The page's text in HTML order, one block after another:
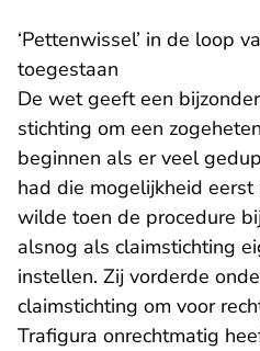
‘Pettenwissel’ in de loop
toegestaan
De wet geeft een
stichting om een
beginnen als er veel
had die mogelijkheid
wilde toen de procedure
alsnog als claimstichting
instellen. Zij vorderde
claimstichting om voor
Trafigura onrechtmatig